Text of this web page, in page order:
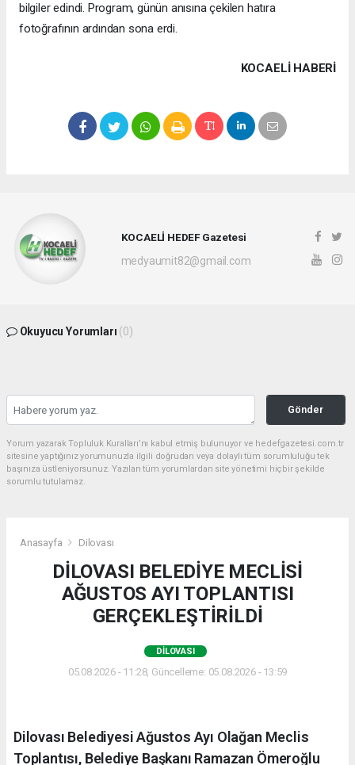
bilgiler edindi. Program, günün anısına çekilen hatıra
fotoğrafının ardından sona erdi.
KOCAELI HABERİ
KOCAELİ HEDEF Gazetesi
medyaumit82@gmail.com
Okuyucu Yorumları (0)
Gönder
Yorum yazarak Topluluk Kuralları’nı kabul etmiş bulunuyor ve hedefgazetesi.com.tr
sitesine yaptığınız yorumunuzla ilgili doğrudan veya dolaylı tüm sorumluluğu tek
başınıza üstleniyorsunuz. Yazılan tüm yorumlardan site yönetimi hiçbir şekilde
sorumlu tutulamaz.
Anasayfa Dilovası
DİLOVASI BELEDİYE MECLİSİ
AĞUSTOS AYI TOPLANTISI
GERÇEKLEŞTİRİLDİ
DILOVASI
05.08.2026 - 11:28, Güncelleme: 05.08.2026 - 13:59
Dilovası Belediyesi Ağustos Ayı Olağan Meclis
Toplantısı, Belediye Başkanı Ramazan Ömeroğlu